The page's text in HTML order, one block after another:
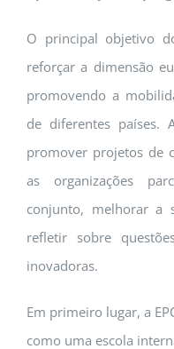
O principal objetivo
reforçar a dimensão
promovendo a
de diferentes países.
promover projetos de
as organizações
conjunto, melhorar a
refletir sobre
inovadoras.
Em primeiro lugar, a
como uma escola